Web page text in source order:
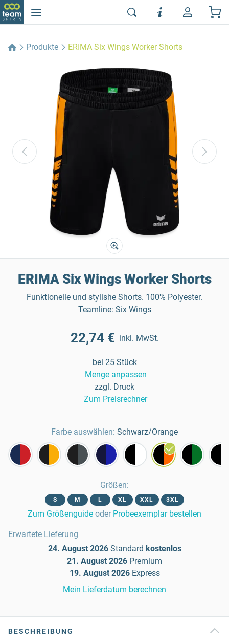
Produkte ERIMA Six Wings Worker Shorts
ERIMA Six Wings Worker Shorts
Funktionelle und stylishe Shorts. 100% Polyester.
Teamline: Six Wings
22,74 € inkl. MwSt.
bei 25 Stück
Menge anpassen
zzgl. Druck
Zum Preisrechner
Farbe auswählen: Schwarz/Orange
Größen:
S M L XL XXL 3XL
Zum Größenguide oder Probeexemplar bestellen
Erwartete Lieferung
24. August 2026 Standard kostenlos
21. August 2026 Premium
19. August 2026 Express
Mein Lieferdatum berechnen
BESCHREIBUNG